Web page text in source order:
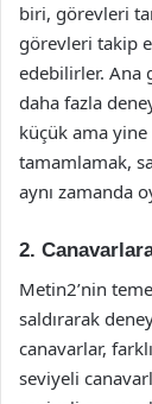
biri, görevleri
görevleri takip
edebilirler. Ana
daha fazla
küçük ama
tamamlamak,
aynı zamanda
2.
Metin2’nin
saldırarak
canavarlar,
seviyeli